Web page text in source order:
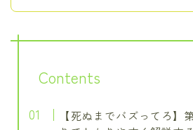
Contents
【死ぬまでバズってろ】